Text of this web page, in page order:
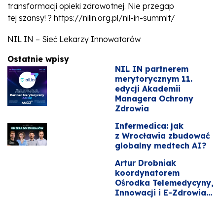
transformacji opieki zdrowotnej. Nie przegap
tej szansy! ? https://nilin.org.pl/nil-in-summit/
NIL IN – Sieć Lekarzy Innowatorów
Ostatnie wpisy
NIL IN partnerem
merytorycznym 11.
edycji Akademii
Managera Ochrony
Zdrowia
Infermedica: jak
z Wrocławia zbudować
globalny medtech AI?
Artur Drobniak
koordynatorem
Ośrodka Telemedycyny,
Innowacji i E-Zdrowia...